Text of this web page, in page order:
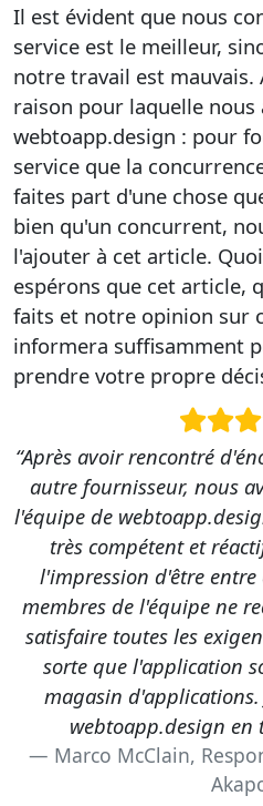
Il est évident que nous
service est le meilleur,
notre travail est mauvais.
raison pour laquelle nous
webtoapp.design : pour
service que la
faites part d'une chose
bien qu'un concurrent,
l'ajouter à cet article.
espérons que cet article,
faits et notre opinion sur
informera suffisamment
prendre votre propre
“Après avoir rencontré
autre fournisseur, nous
l'équipe de
très compétent et
l'impression d'être entre
membres de l'équipe ne
satisfaire toutes les
sorte que l'application
magasin d'applications.
webtoapp.design en
Marco McClain,